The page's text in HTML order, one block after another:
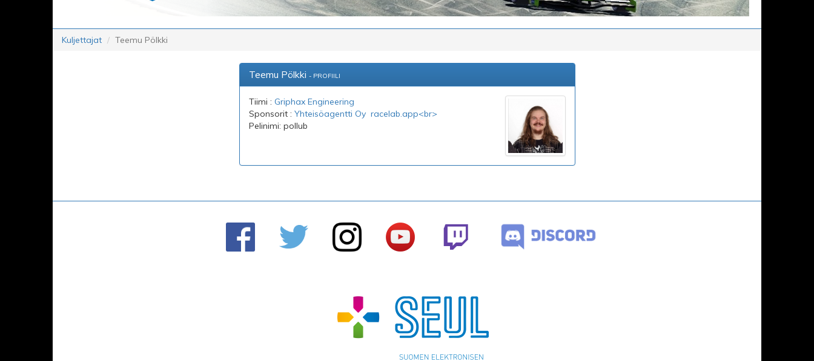
Kuljettajat Teemu Pölkki
Teemu Pölkki - PROFIILI
Tiimi : Griphax Engineering
Sponsorit : Yhteisöagentti Oy racelab.app<br>
Pelinimi: pollub